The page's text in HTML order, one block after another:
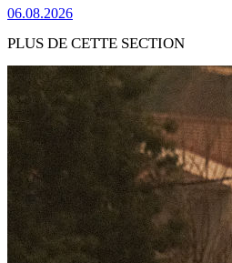
06.08.2026
PLUS DE CETTE SECTION